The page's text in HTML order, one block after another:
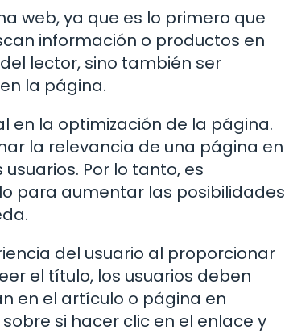
web, ya que es lo primero que
información o productos en
lector, sino también ser
la página.
en la optimización de la página.
la relevancia de una página en
Por lo tanto, es
para aumentar las posibilidades
del usuario al proporcionar
el título, los usuarios deben
en el artículo o página en
si hacer clic en el enlace y